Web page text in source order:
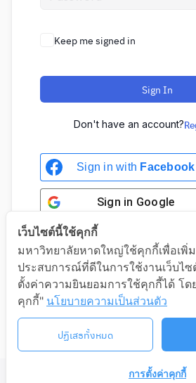
Keep me signed in
Sign In
Don't have an account?
Sign in with Facebook
Sign in Google
Sign in with
©2026 LIFELONG.HU.AC.TH. ALL RIGHTS
เว็บไซต์นี้ใช้คุกกี้
มหาวิทยาลัยหาดใหญ่ใช้คุกกี้เพื่อเพิ่
ประสบการณ์ที่ดีในการใช้งานเว็บไ
ตั้งค่าความยินยอมการใช้คุกกี้ได้ โด
คุกกี้" นโยบายความเป็นส่วนตัว
ปฏิเสธทั้งหมด
การตั้งค่าคุกกี้